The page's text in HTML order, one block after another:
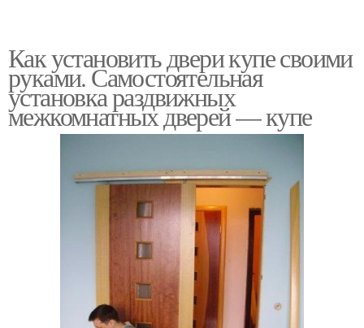
Как установить двери купе своими
руками. Самостоятельная
установка раздвижных
межкомнатных дверей — купе